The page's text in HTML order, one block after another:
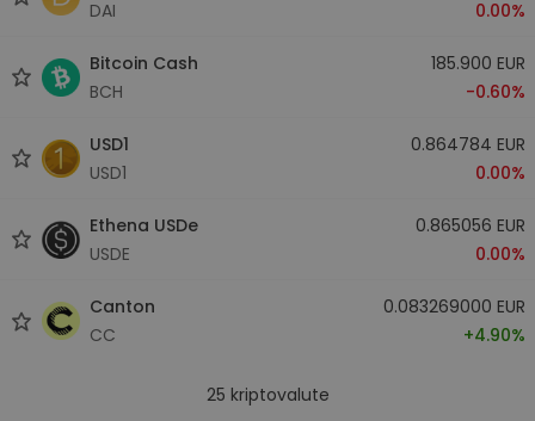
DAI
0.00%
Bitcoin Cash
BCH
185.900 EUR
-0.60%
USD1
USD1
0.864784 EUR
0.00%
Ethena USDe
USDE
0.865056 EUR
0.00%
Canton
CC
0.083269000 EUR
+4.90%
25 kriptovalute